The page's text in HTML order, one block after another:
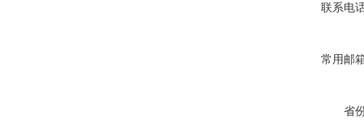
联系电
常用邮
省